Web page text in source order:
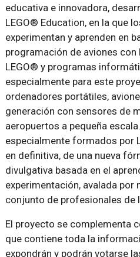
educativa e innovadora,
LEGO® Education, en la que
experimentan y aprenden en
programación de aviones
LEGO® y programas
especialmente para este
ordenadores portátiles,
generación con sensores de
aeropuertos a pequeña
especialmente formados por
en definitiva, de una nueva
divulgativa basada en el
experimentación, avalada por
conjunto de profesionales de
El proyecto se complementa
que contiene toda la
expondrán y podrán votarse